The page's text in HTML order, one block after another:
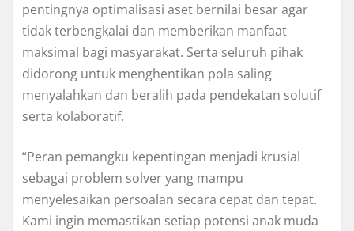
pentingnya optimalisasi aset bernilai besar agar
tidak terbengkalai dan memberikan manfaat
maksimal bagi masyarakat. Serta seluruh pihak
didorong untuk menghentikan pola saling
menyalahkan dan beralih pada pendekatan solutif
serta kolaboratif.
“Peran pemangku kepentingan menjadi krusial
sebagai problem solver yang mampu
menyelesaikan persoalan secara cepat dan tepat.
Kami ingin memastikan setiap potensi anak muda